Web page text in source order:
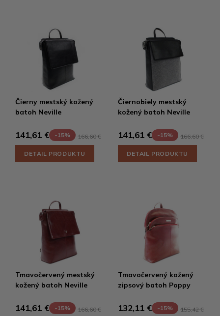
Čierny mestský kožený
batoh Neville
141,61 € -15% 166,60 €
DETAIL PRODUKTU
Čiernobiely mestský
kožený batoh Neville
141,61 € -15% 166,60 €
DETAIL PRODUKTU
Tmavočervený mestský
kožený batoh Neville
141,61 € -15% 166,60 €
Tmavočervený kožený
zipsový batoh Poppy
132,11 € -15% 155,42 €